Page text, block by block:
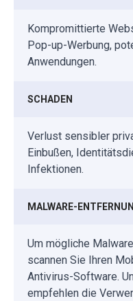
Kompromittierte
Pop-up-Werbung,
Anwendungen.
SCHADEN
Verlust sensibler
Einbußen,
Infektionen.
MALWARE-
Um mögliche
scannen Sie Ihren
Antivirus-Software.
empfehlen die